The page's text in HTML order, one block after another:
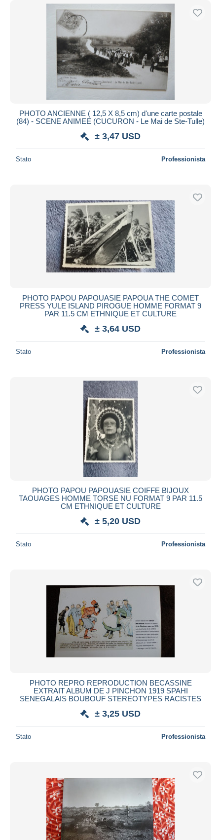
PHOTO ANCIENNE ( 12,5 X 8,5 cm) d'une carte postale
(84) - SCENE ANIMEE (CUCURON - Le Mai de Ste-Tulle)
± 3,47 USD
Stato Professionista
PHOTO PAPOU PAPOUASIE PAPOUA THE COMET
PRESS YULE ISLAND PIROGUE HOMME FORMAT 9
PAR 11.5 CM ETHNIQUE ET CULTURE
± 3,64 USD
Stato Professionista
PHOTO PAPOU PAPOUASIE COIFFE BIJOUX
TAOUAGES HOMME TORSE NU FORMAT 9 PAR 11.5
CM ETHNIQUE ET CULTURE
± 5,20 USD
Stato Professionista
PHOTO REPRO REPRODUCTION BECASSINE
EXTRAIT ALBUM DE J PINCHON 1919 SPAHI
SENEGALAIS BOUBOUF STEREOTYPES RACISTES
± 3,25 USD
Stato Professionista